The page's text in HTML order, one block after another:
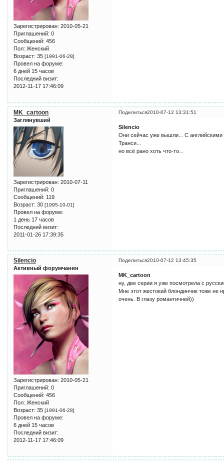
Зарегистрирован: 2010-05-21
Приглашений: 0
Сообщений: 456
Пол: Женский
Возраст: 35 [1991-06-28]
Провел на форуме:
6 дней 15 часов
Последний визит:
2012-11-17 17:46:09
Поделиться2010-07-12 13:31:51
MK_cartoon
Заглянувший
Зарегистрирован: 2010-07-11
Приглашений: 0
Сообщений: 119
Возраст: 30 [1995-10-01]
Провел на форуме:
1 день 17 часов
Последний визит:
2011-01-26 17:39:35
Silencio
Они сейчас уже вышли... С английскими
Транси...
но всё рано хоть что-то...
Поделиться2010-07-12 13:45:35
Silencio
Активный форумчанин
Зарегистрирован: 2010-05-21
Приглашений: 0
Сообщений: 456
Пол: Женский
Возраст: 35 [1991-06-28]
Провел на форуме:
6 дней 15 часов
Последний визит:
2012-11-17 17:46:09
MK_cartoon
ну, две серии я уже посмотрела с
Мне этот жестокий блондинчик тоже не
очень. В глазу романтичней))